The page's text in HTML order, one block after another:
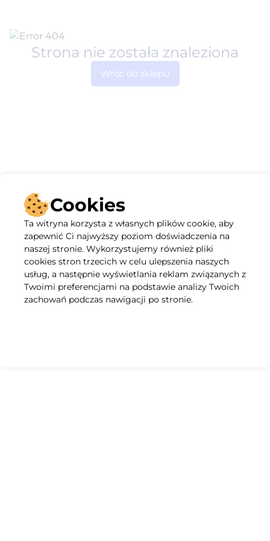
Strona nie została znaleziona
Wróć do sklepu
Cookies
Ta witryna korzysta z własnych plików cookie, aby
zapewnić Ci najwyższy poziom doświadczenia na
naszej stronie. Wykorzystujemy również pliki
cookies stron trzecich w celu ulepszenia naszych
usług, a następnie wyświetlania reklam związanych z
Twoimi preferencjami na podstawie analizy Twoich
zachowań podczas nawigacji po stronie.